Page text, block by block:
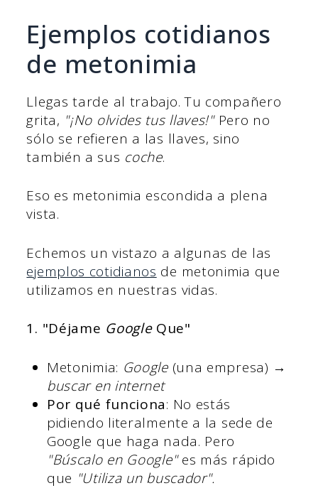
Ejemplos cotidianos
de metonimia
Llegas tarde al trabajo. Tu compañero
grita, "¡No olvides tus llaves!"Pero no
sólo se refieren a las llaves, sino
también a sus coche.
Eso es metonimia escondida a plena
vista.
Echemos un vistazo a algunas de las
ejemplos cotidianos de metonimia que
utilizamos en nuestras vidas.
1. "Déjame GoogleQue"
Metonimia: Google(una empresa) →
buscar en internet
Por qué funciona: No estás
pidiendo literalmente a la sede de
Google que haga nada. Pero
"Búscalo en Google"es más rápido
que "Utiliza un buscador".